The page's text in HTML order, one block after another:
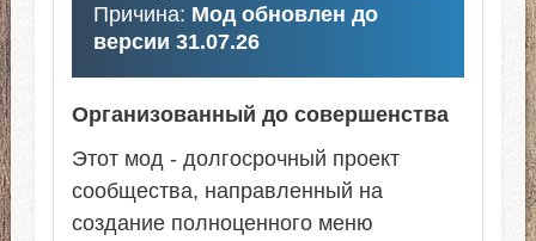
Причина: Мод обновлен до
версии 31.07.26
Организованный до совершенства
Этот мод - долгосрочный проект
сообщества, направленный на
создание полноценного меню